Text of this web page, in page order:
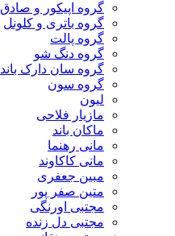
گروه اپیکور و صادق
گروه باتری و کلونل
گروه پالت
گروه دنگ شو
گروه سان دارک باند
گروه سون
لیون
مازیار فلاحی
ماکان باند
مانی رهنما
مانی کاکاوند
مبین جعفری
متین صفر پور
مجتبی اورنگی
مجتبی دل زنده